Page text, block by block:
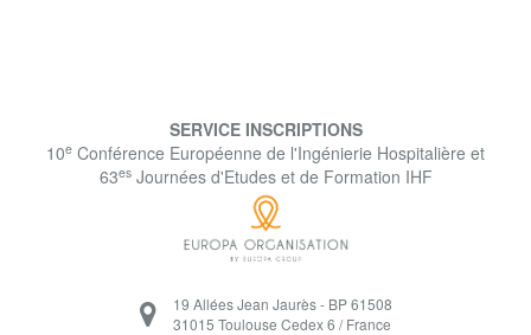
SERVICE INSCRIPTIONS
10e Conférence Européenne de l'Ingénierie Hospitalière et
63esJournées d'Etudes et de Formation IHF
19 Allées Jean Jaurès - BP 61508
31015 Toulouse Cedex 6 / France